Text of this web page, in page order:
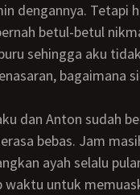
dengannya. Tetapi
betul-betul
sehingga aku
bagaimana
bebas. Jam
ayah selalu
waktu untuk